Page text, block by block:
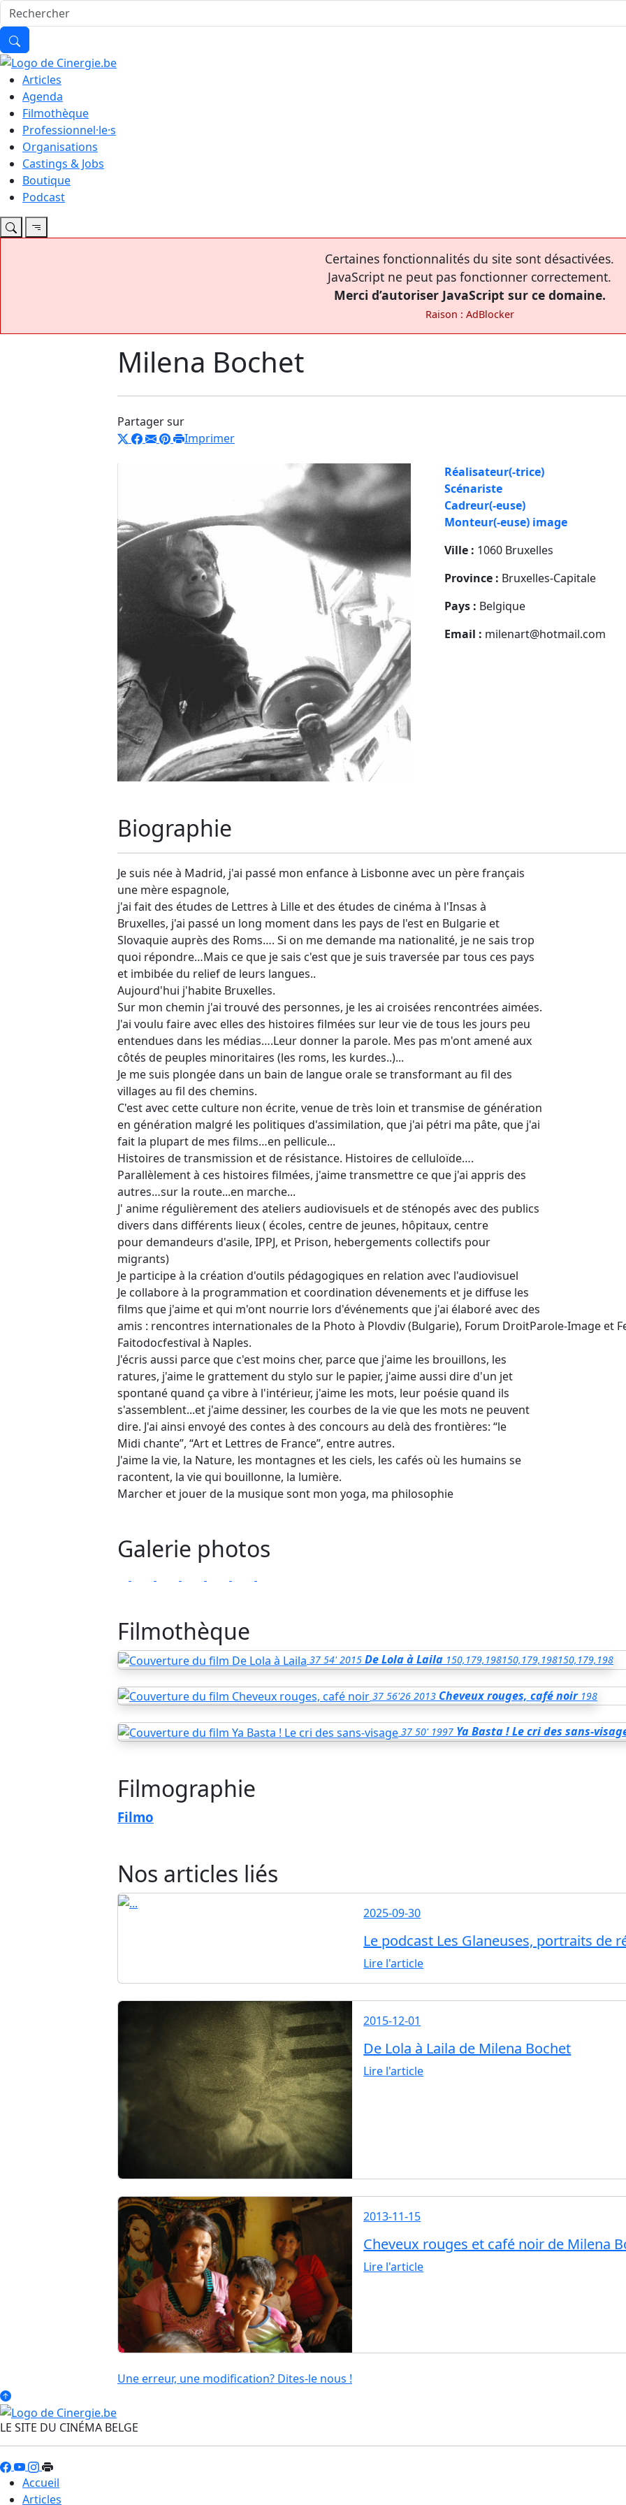
Articles
Agenda
Filmothèque
Professionnel·le·s
Organisations
Castings & Jobs
Boutique
Podcast
Certaines fonctionnalités du site sont désactivées.
JavaScript ne peut pas fonctionner correctement.
Merci d’autoriser JavaScript sur ce domaine.
Raison : AdBlocker
Milena Bochet
Partager sur
Imprimer
Réalisateur(-trice)
Scénariste
Cadreur(-euse)
Monteur(-euse) image
Ville : 1060 Bruxelles
Province : Bruxelles-Capitale
Pays : Belgique
Email : milenart@hotmail.com
Biographie
Je suis née à Madrid, j'ai passé mon enfance à Lisbonne avec un père français
une mère espagnole,
j'ai fait des études de Lettres à Lille et des études de cinéma à l'Insas à
Bruxelles, j'ai passé un long moment dans les pays de l'est en Bulgarie et
Slovaquie auprès des Roms…. Si on me demande ma nationalité, je ne sais trop
quoi répondre…Mais ce que je sais c'est que je suis traversée par tous ces pays
et imbibée du relief de leurs langues..
Aujourd'hui j'habite Bruxelles.
Sur mon chemin j'ai trouvé des personnes, je les ai croisées rencontrées aimées.
J'ai voulu faire avec elles des histoires filmées sur leur vie de tous les jours peu
entendues dans les médias….Leur donner la parole. Mes pas m'ont amené aux
côtés de peuples minoritaires (les roms, les kurdes..)...
Je me suis plongée dans un bain de langue orale se transformant au fil des
villages au fil des chemins.
C'est avec cette culture non écrite, venue de très loin et transmise de génération
en génération malgré les politiques d'assimilation, que j'ai pétri ma pâte, que j'ai
fait la plupart de mes films…en pellicule...
Histoires de transmission et de résistance. Histoires de celluloïde….
Parallèlement à ces histoires filmées, j'aime transmettre ce que j'ai appris des
autres…sur la route...en marche...
J' anime régulièrement des ateliers audiovisuels et de sténopés avec des publics
divers dans différents lieux ( écoles, centre de jeunes, hôpitaux, centre
pour demandeurs d'asile, IPPJ, et Prison, hebergements collectifs pour
migrants)
Je participe à la création d'outils pédagogiques en relation avec l'audiovisuel
Je collabore à la programmation et coordination dévenements et je diffuse les
films que j'aime et qui m'ont nourrie lors d'événements que j'ai élaboré avec des
amis : rencontres internationales de la Photo à Plovdiv (Bulgarie), Forum DroitParole-Image et
Faitodocfestival à Naples.
J'écris aussi parce que c'est moins cher, parce que j'aime les brouillons, les
ratures, j'aime le grattement du stylo sur le papier, j'aime aussi dire d'un jet
spontané quand ça vibre à l'intérieur, j'aime les mots, leur poésie quand ils
s'assemblent...et j'aime dessiner, les courbes de la vie que les mots ne peuvent
dire. J'ai ainsi envoyé des contes à des concours au delà des frontières: “le
Midi chante”, “Art et Lettres de France”, entre autres.
J'aime la vie, la Nature, les montagnes et les ciels, les cafés où les humains se
racontent, la vie qui bouillonne, la lumière.
Marcher et jouer de la musique sont mon yoga, ma philosophie
Galerie photos
Filmothèque
37 54' 2015 De Lola à Laila 150,179,198150,179,198150,179,198
37 56'26 2013 Cheveux rouges, café noir 198
37 50' 1997 Ya Basta ! Le cri des sans-
Filmographie
Filmo
Nos articles liés
2025-09-30
Le podcast Les Glaneuses, portraits de
Lire l'article
2015-12-01
De Lola à Laila de Milena Bochet
Lire l'article
2013-11-15
Cheveux rouges et café noir de Milena
Lire l'article
Une erreur, une modification? Dites-le nous !
LE SITE DU CINÉMA BELGE
Accueil
Articles